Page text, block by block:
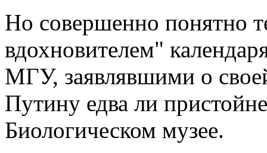
Но совершенно понятно
вдохновителем"
МГУ, заявлявшими о
Путину едва ли
Биологическом музее.